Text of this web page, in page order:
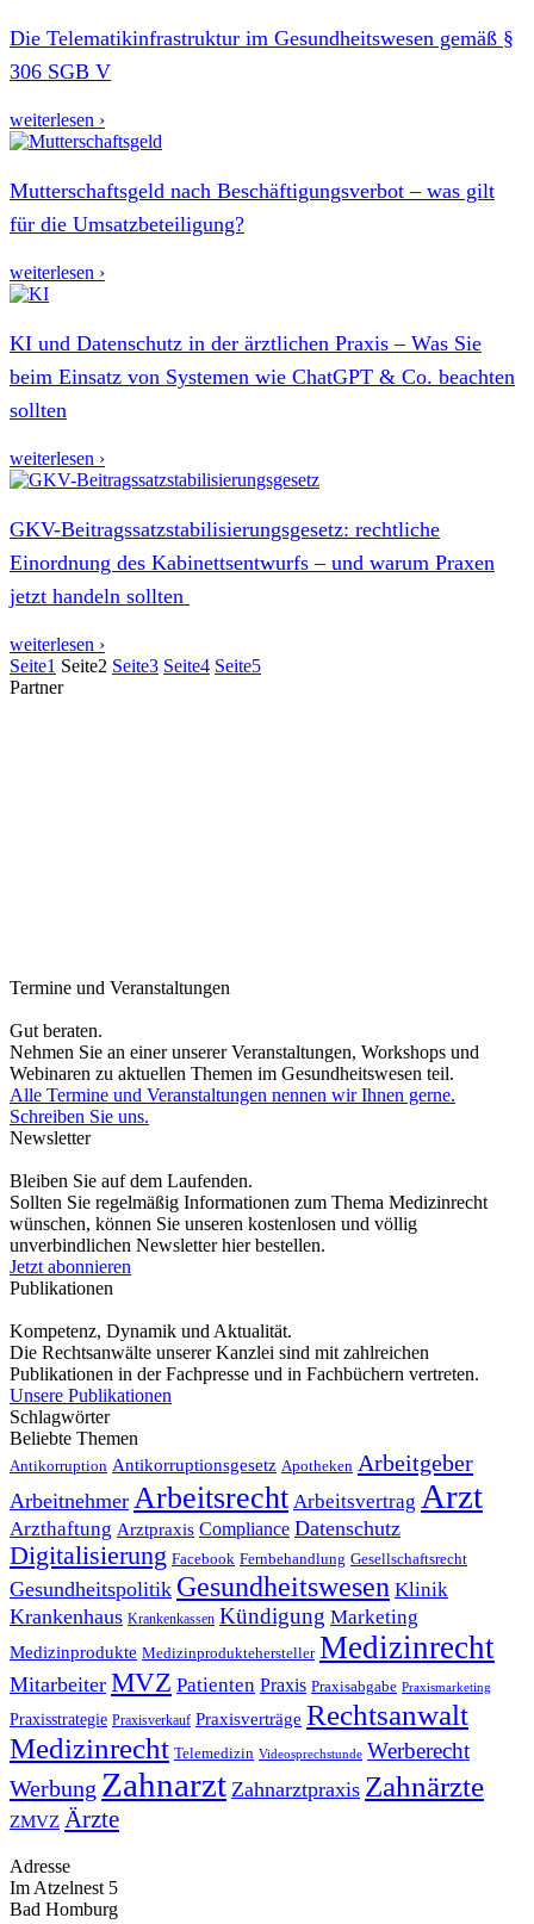
Die Telematikinfrastruktur im Gesundheitswesen gemäß §
306 SGB V
weiterlesen ›
Mutterschaftsgeld nach Beschäftigungsverbot – was gilt
für die Umsatzbeteiligung?
weiterlesen ›
KI und Datenschutz in der ärztlichen Praxis – Was Sie
beim Einsatz von Systemen wie ChatGPT & Co. beachten
sollten
weiterlesen ›
GKV-Beitragssatzstabilisierungsgesetz: rechtliche
Einordnung des Kabinettsentwurfs – und warum Praxen
jetzt handeln sollten
weiterlesen ›
Seite1 Seite2 Seite3 Seite4 Seite5
Partner
Termine und Veranstaltungen
Gut beraten.
Nehmen Sie an einer unserer Veranstaltungen, Workshops und
Webinaren zu aktuellen Themen im Gesundheitswesen teil.
Alle Termine und Veranstaltungen nennen wir Ihnen gerne.
Schreiben Sie uns.
Newsletter
Bleiben Sie auf dem Laufenden.
Sollten Sie regelmäßig Informationen zum Thema Medizinrecht
wünschen, können Sie unseren kostenlosen und völlig
unverbindlichen Newsletter hier bestellen.
Jetzt abonnieren
Publikationen
Kompetenz, Dynamik und Aktualität.
Die Rechtsanwälte unserer Kanzlei sind mit zahlreichen
Publikationen in der Fachpresse und in Fachbüchern vertreten.
Unsere Publikationen
Schlagwörter
Beliebte Themen
Antikorruption Antikorruptionsgesetz Apotheken Arbeitgeber
Arbeitnehmer Arbeitsrecht Arbeitsvertrag Arzt
Arzthaftung Arztpraxis Compliance Datenschutz
Digitalisierung Facebook Fernbehandlung Gesellschaftsrecht
Gesundheitspolitik Gesundheitswesen Klinik
Krankenhaus Krankenkassen Kündigung Marketing
Medizinprodukte Medizinproduktehersteller Medizinrecht
Mitarbeiter MVZ Patienten Praxis Praxisabgabe Praxismarketing
Praxisstrategie Praxisverkauf Praxisverträge Rechtsanwalt
Medizinrecht Telemedizin Videosprechstunde Werberecht
Werbung Zahnarzt Zahnarztpraxis Zahnärzte
ZMVZ Ärzte
Adresse
Im Atzelnest 5
Bad Homburg